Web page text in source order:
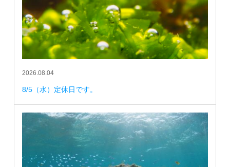
2026.08.04
8/5（水）定休日です。